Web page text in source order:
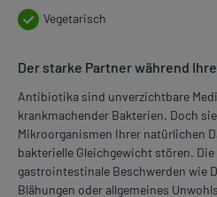
Vegetarisch
Der starke Partner während
Antibiotika sind unverzichtbare
krankmachender Bakterien. Doch
Mikroorganismen Ihrer natürlichen
bakterielle Gleichgewicht stören.
gastrointestinale Beschwerden wie
Blähungen oder allgemeines